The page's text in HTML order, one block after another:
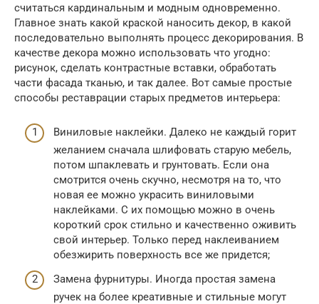
считаться кардинальным и модным одновременно.
Главное знать какой краской наносить декор, в какой
последовательно выполнять процесс декорирования. В
качестве декора можно использовать что угодно:
рисунок, сделать контрастные вставки, обработать
части фасада тканью, и так далее. Вот самые простые
способы реставрации старых предметов интерьера:
Виниловые наклейки. Далеко не каждый горит
желанием сначала шлифовать старую мебель,
потом шпаклевать и грунтовать. Если она
смотрится очень скучно, несмотря на то, что
новая ее можно украсить виниловыми
наклейками. С их помощью можно в очень
короткий срок стильно и качественно оживить
свой интерьер. Только перед наклеиванием
обезжирить поверхность все же придется;
Замена фурнитуры. Иногда простая замена
ручек на более креативные и стильные могут